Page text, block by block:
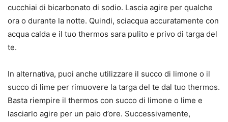
cucchiai di bicarbonato di sodio. Lascia agire per qualche
ora o durante la notte. Quindi, sciacqua accuratamente con
acqua calda e il tuo thermos sara pulito e privo di targa del
te.
In alternativa, puoi anche utilizzare il succo di limone o il
succo di lime per rimuovere la targa del te dal tuo thermos.
Basta riempire il thermos con succo di limone o lime e
lasciarlo agire per un paio d’ore. Successivamente,